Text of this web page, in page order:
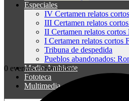
Especiales
IV Certamen relatos
III Certamen relatos
II Certamen relatos
I Certamen relatos cortos
Tribuna de despedida
Pueblos abandonados:
Medio Ambiente
Fototeca
Multimedia
0 eventos encontrados.